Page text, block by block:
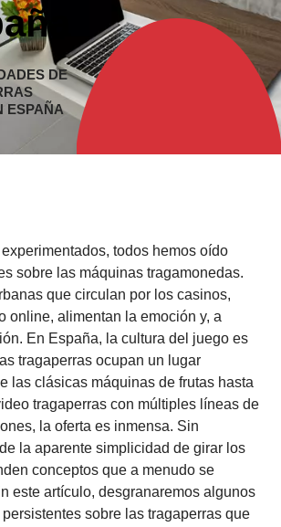
DE
ESPAÑA
todos hemos oído
sobre las máquinas tragamonedas.
que circulan por los casinos,
online, alimentan la emoción y, a
En España, la cultura del juego es
tragaperras ocupan un lugar
las clásicas máquinas de frutas hasta
tragaperras con múltiples líneas de
la oferta es inmensa. Sin
la aparente simplicidad de girar los
conceptos que a menudo se
este artículo, desgranaremos algunos
sobre las tragaperras que